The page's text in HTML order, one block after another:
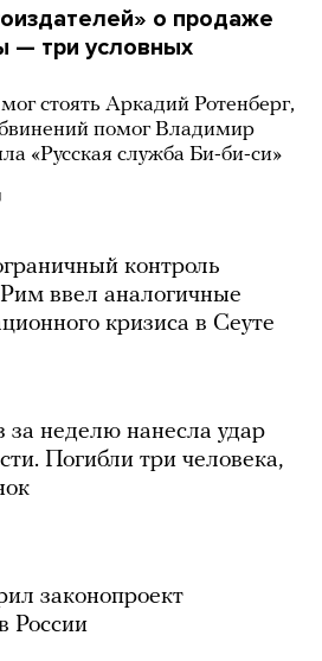
о продаже
— три условных
стоять Аркадий Ротенберг,
помог Владимир
«Русская служба Би-би-си»
контроль
ввел аналогичные
кризиса в Сеуте
за неделю нанесла удар
Погибли три человека,
законопроект
России